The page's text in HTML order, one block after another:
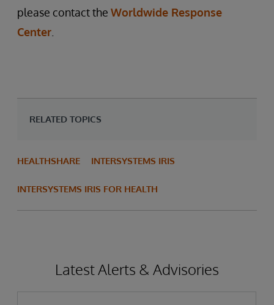
please contact the Worldwide Response
Center
RELATED TOPICS
HEALTHSHARE INTERSYSTEMS IRIS
INTERSYSTEMS IRIS FOR HEALTH
Latest Alerts & Advisories